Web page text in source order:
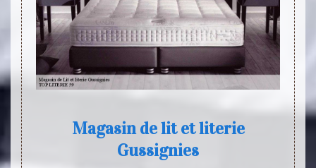
à
Magasin de lit et literie
Gussignies